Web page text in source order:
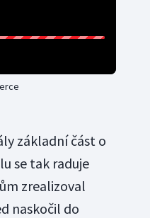
základní část o
se tak raduje
zrealizoval
naskočil do